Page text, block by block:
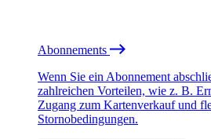
Abonnements
Wenn Sie ein Abonnement
zahlreichen Vorteilen, wie z. B.
Zugang zum Kartenverkauf und
Stornobedingungen.